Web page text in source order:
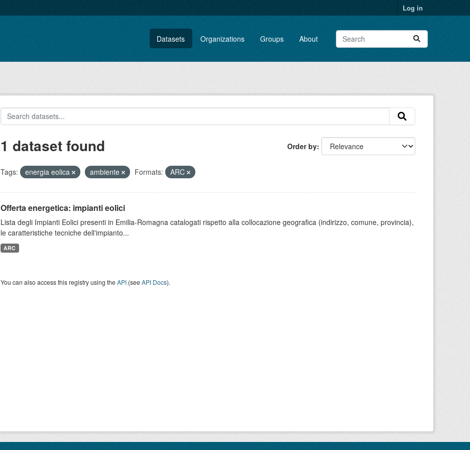
Log in
Datasets Organizations Groups About
Order by
1 dataset found
Tags: energia eolica ambiente Formats: ARC
Offerta energetica: impianti eolici
Lista degli Impianti Eolici presenti in Emilia-Romagna catalogati rispetto alla collocazione geografica (indirizzo, comune, provincia),
le caratteristiche tecniche dell'impianto...
ARC
You can also access this registry using theAPI(seeAPI Docs).